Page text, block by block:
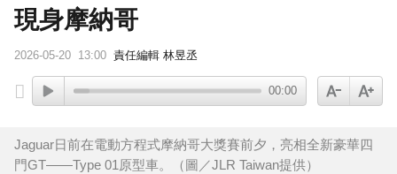
現身摩納哥
2026-05-20 13:00 責任編輯 林昱丞
00:00
Jaguar日前在電動方程式摩納哥大獎賽前夕，亮相全新豪華四
門GT——Type 01原型車。（圖／JLR Taiwan提供）